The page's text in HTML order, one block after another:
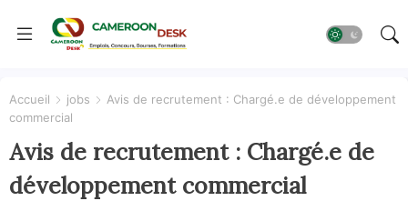
Accueil jobs
Avis de recrutement : Chargé.e de développement
commercial
Avis de recrutement : Chargé.e de
développement commercial